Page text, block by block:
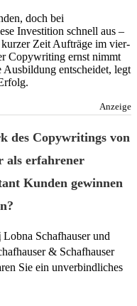
doch bei
Investition schnell aus –
Zeit Aufträge im vier-
Copywriting ernst nimmt
entscheidet, legt
Anzeige
des Copywritings von
als erfahrener
Kunden gewinnen
Lobna Schafhauser und
& Schafhauser
Sie ein unverbindliches